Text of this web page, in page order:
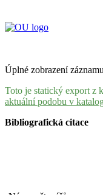
Úplné zobrazení záznamu
Toto je statický export z
aktuální podobu v
Bibliografická citace